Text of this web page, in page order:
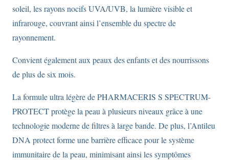
soleil, les rayons nocifs UVA/UVB, la lumière visible et
infrarouge, couvrant ainsi l’ensemble du spectre de
rayonnement.
Convient également aux peaux des enfants et des nourrissons
de plus de six mois.
La formule ultra légère de PHARMACERIS S SPECTRUM-
PROTECT protège la peau à plusieurs niveaux grâce à une
technologie moderne de filtres à large bande. De plus, l’Antileu
DNA protect forme une barrière efficace pour le système
immunitaire de la peau, minimisant ainsi les symptômes